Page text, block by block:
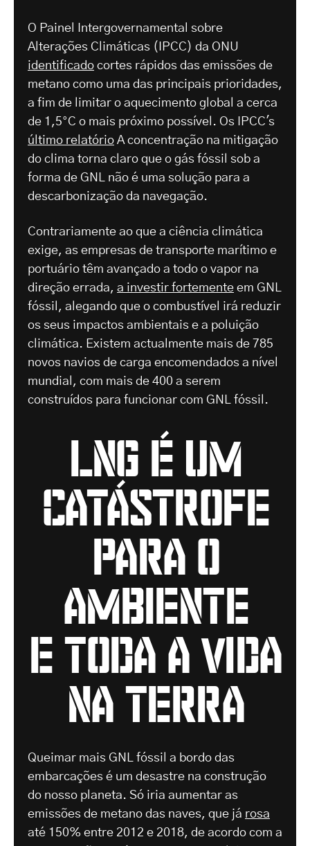
O Painel Intergovernamental sobre
Alterações Climáticas (IPCC) da ONU
identificado cortes rápidos das emissões de
metano como uma das principais prioridades,
a fim de limitar o aquecimento global a cerca
de 1,5°C o mais próximo possível. Os IPCC's
último relatório A concentração na mitigação
do clima torna claro que o gás fóssil sob a
forma de GNL não é uma solução para a
descarbonização da navegação.
Contrariamente ao que a ciência climática
exige, as empresas de transporte marítimo e
portuário têm avançado a todo o vapor na
direção errada, a investir fortemente em GNL
fóssil, alegando que o combustível irá reduzir
os seus impactos ambientais e a poluição
climática. Existem actualmente mais de 785
novos navios de carga encomendados a nível
mundial, com mais de 400 a serem
construídos para funcionar com GNL fóssil.
Lng é um
Catástrofe
para o
ambiente
e toda a vida
na terra
Queimar mais GNL fóssil a bordo das
embarcações é um desastre na construção
do nosso planeta. Só iria aumentar as
emissões de metano das naves, que já rosa
até 150% entre 2012 e 2018, de acordo com a